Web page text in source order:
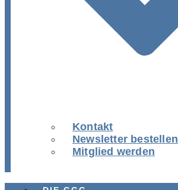
Kontakt
Newsletter bestellen
Mitglied werden